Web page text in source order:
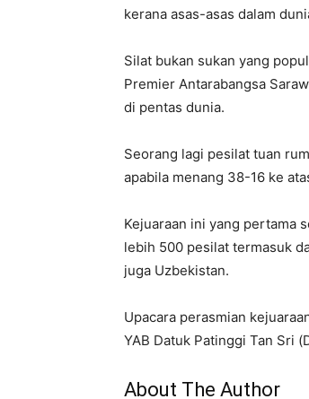
kerana asas-asas dalam
Silat bukan sukan yang
Premier Antarabangsa
di pentas dunia.
Seorang lagi pesilat tuan
apabila menang 38-16 ke
Kejuaraan ini yang pertama
lebih 500 pesilat termasuk
juga Uzbekistan.
Upacara perasmian
YAB Datuk Patinggi Tan Sri
About The Author